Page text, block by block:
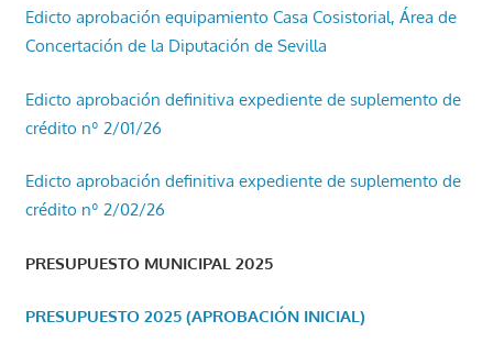
Edicto aprobación equipamiento Casa Cosistorial, Área de
Concertación de la Diputación de Sevilla
Edicto aprobación definitiva expediente de suplemento de
crédito nº 2/01/26
Edicto aprobación definitiva expediente de suplemento de
crédito nº 2/02/26
PRESUPUESTO MUNICIPAL 2025
PRESUPUESTO 2025 (APROBACIÓN INICIAL)